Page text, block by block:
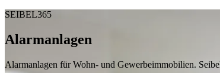
SEIBEL365
Alarmanlagen
Alarmanlagen für Wohn- und Gewerbeimmobilien.